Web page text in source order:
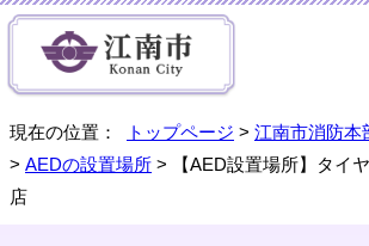
現在の位置： トップページ > 江南市消防本
> AEDの設置場所 > 【AED設置場所】タイ
店